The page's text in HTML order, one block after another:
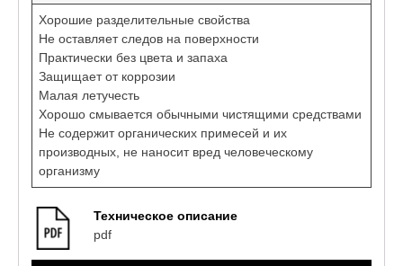
Хорошие разделительные свойства
Не оставляет следов на поверхности
Практически без цвета и запаха
Защищает от коррозии
Малая летучесть
Хорошо смывается обычными чистящими средствами
Не содержит органических примесей и их
производных, не наносит вред человеческому
организму
Техническое описание
pdf